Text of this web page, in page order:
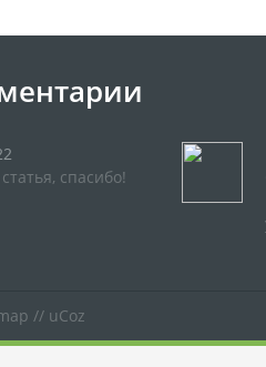
спасибо!
// uCoz